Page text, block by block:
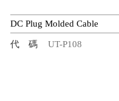
DC Plug Molded Cable
代碼 UT-P108